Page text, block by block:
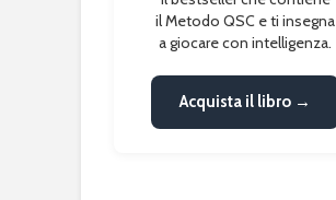
il Metodo QSC e ti insegna
a giocare con intelligenza.
Acquista il libro →